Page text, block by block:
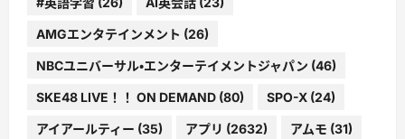
AMGエンタテインメント (26)
NBCユニバーサル・エンターテイメントジャパン (46)
SKE48 LIVE！！ ON DEMAND (80) SPO-X (24)
アイアールティー (35) アプリ (2632) アムモ (31)